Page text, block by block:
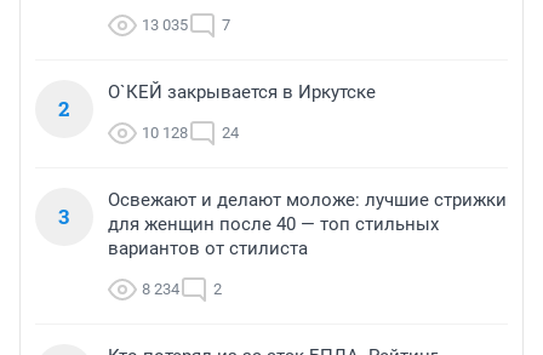
13 035 7
2
О`КЕЙ закрывается в Иркутске
10 128 24
3
Освежают и делают моложе: лучшие стрижки
для женщин после 40 — топ стильных
вариантов от стилиста
8 234 2